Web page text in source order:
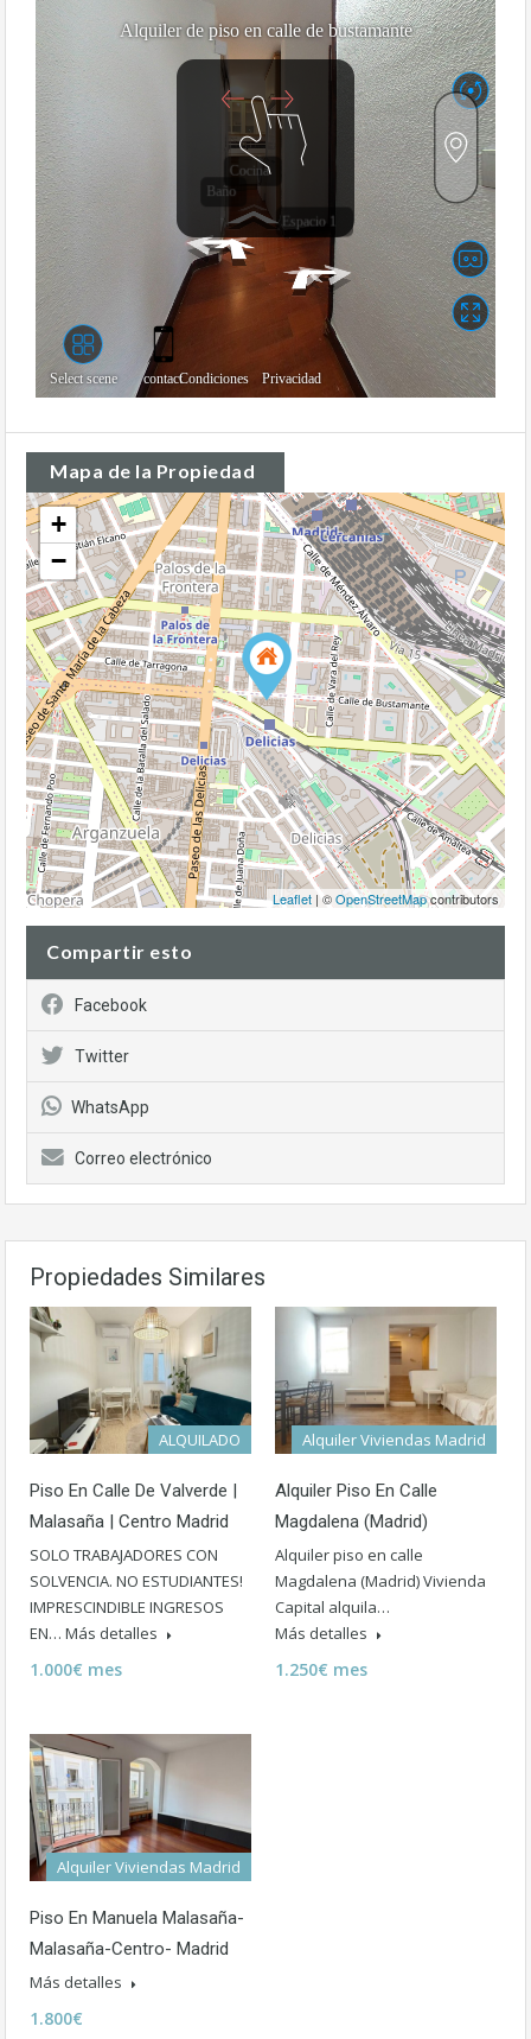
Mapa de la Propiedad
+
−
Leaflet | ©OpenStreetMapcontributors
Compartir esto
Facebook
Twitter
WhatsApp
Correo electrónico
Propiedades Similares
ALQUILADO
Piso En Calle De Valverde |
Malasaña | Centro Madrid
SOLO TRABAJADORES CON
SOLVENCIA. NO ESTUDIANTES!
IMPRESCINDIBLE INGRESOS
EN… Más detalles
1.000€ mes
Alquiler Viviendas Madrid
Alquiler Piso En Calle
Magdalena (Madrid)
Alquiler piso en calle
Magdalena (Madrid) Vivienda
Capital alquila…
Más detalles
1.250€ mes
Alquiler Viviendas Madrid
Piso En Manuela Malasaña-
Malasaña-Centro- Madrid
Más detalles
1.800€